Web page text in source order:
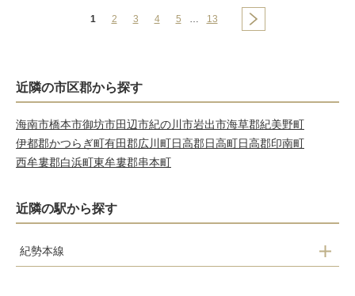
1 2 3 4 5 … 13
近隣の市区郡から探す
海南市橋本市御坊市田辺市紀の川市岩出市海草郡紀美野町
伊都郡かつらぎ町有田郡広川町日高郡日高町日高郡印南町
西牟婁郡白浜町東牟婁郡串本町
近隣の駅から探す
紀勢本線